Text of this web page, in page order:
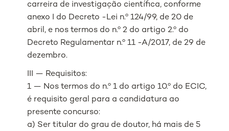
carreira de investigação científica, conforme
anexo I do Decreto -Lei n.º 124/99, de 20 de
abril, e nos termos do n.º 2 do artigo 2.º do
Decreto Regulamentar n.º 11 -A/2017, de 29 de
dezembro.
III — Requisitos:
1 — Nos termos do n.º 1 do artigo 10.º do ECIC,
é requisito geral para a candidatura ao
presente concurso:
a) Ser titular do grau de doutor, há mais de 5